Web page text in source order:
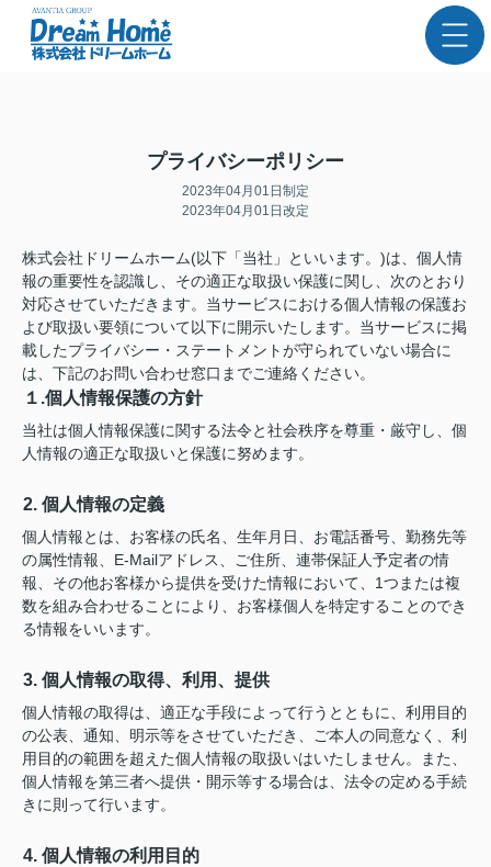
プライバシーポリシー
2023年04月01日制定
2023年04月01日改定
株式会社ドリームホーム(以下「当社」といいます。)は、個人情
報の重要性を認識し、その適正な取扱い保護に関し、次のとおり
対応させていただきます。当サービスにおける個人情報の保護お
よび取扱い要領について以下に開示いたします。当サービスに掲
載したプライバシー・ステートメントが守られていない場合に
は、下記のお問い合わせ窓口までご連絡ください。
１.個人情報保護の方針
当社は個人情報保護に関する法令と社会秩序を尊重・厳守し、個
人情報の適正な取扱いと保護に努めます。
2. 個人情報の定義
個人情報とは、お客様の氏名、生年月日、お電話番号、勤務先等
の属性情報、E-Mailアドレス、ご住所、連帯保証人予定者の情
報、その他お客様から提供を受けた情報において、1つまたは複
数を組み合わせることにより、お客様個人を特定することのでき
る情報をいいます。
3. 個人情報の取得、利用、提供
個人情報の取得は、適正な手段によって行うとともに、利用目的
の公表、通知、明示等をさせていただき、ご本人の同意なく、利
用目的の範囲を超えた個人情報の取扱いはいたしません。また、
個人情報を第三者へ提供・開示等する場合は、法令の定める手続
きに則って行います。
4. 個人情報の利用目的